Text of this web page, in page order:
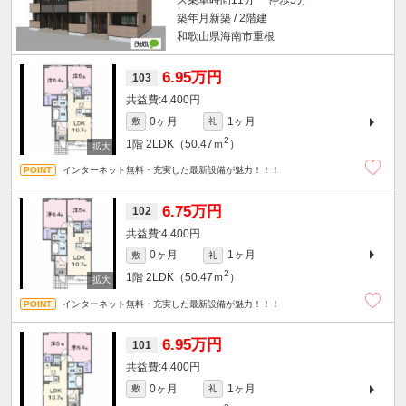
築年月新築 / 2階建
和歌山県海南市重根
103 6.95万円
4,400円
敷 0ヶ月 礼
1ヶ月
1階 2LDK（50.47ｍ2 ）
インターネット無料・充実した最新設備が魅力！！！
102 6.75万円
4,400円
敷 0ヶ月 礼
1ヶ月
1階 2LDK（50.47ｍ2 ）
インターネット無料・充実した最新設備が魅力！！！
101 6.95万円
4,400円
敷 0ヶ月 礼
1ヶ月